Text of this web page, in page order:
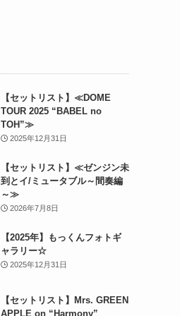
【セットリスト】≪DOME
TOUR 2025 “BABEL no
TOH”≫
2025年12月31日
【セットリスト】≪ゼンジン未
到とイ/ミュータブル～間奏編
～≫
2026年7月8日
【2025年】もっくんフォトギ
ャラリー☆
2025年12月31日
【セットリスト】Mrs. GREEN
APPLE on “Harmony”